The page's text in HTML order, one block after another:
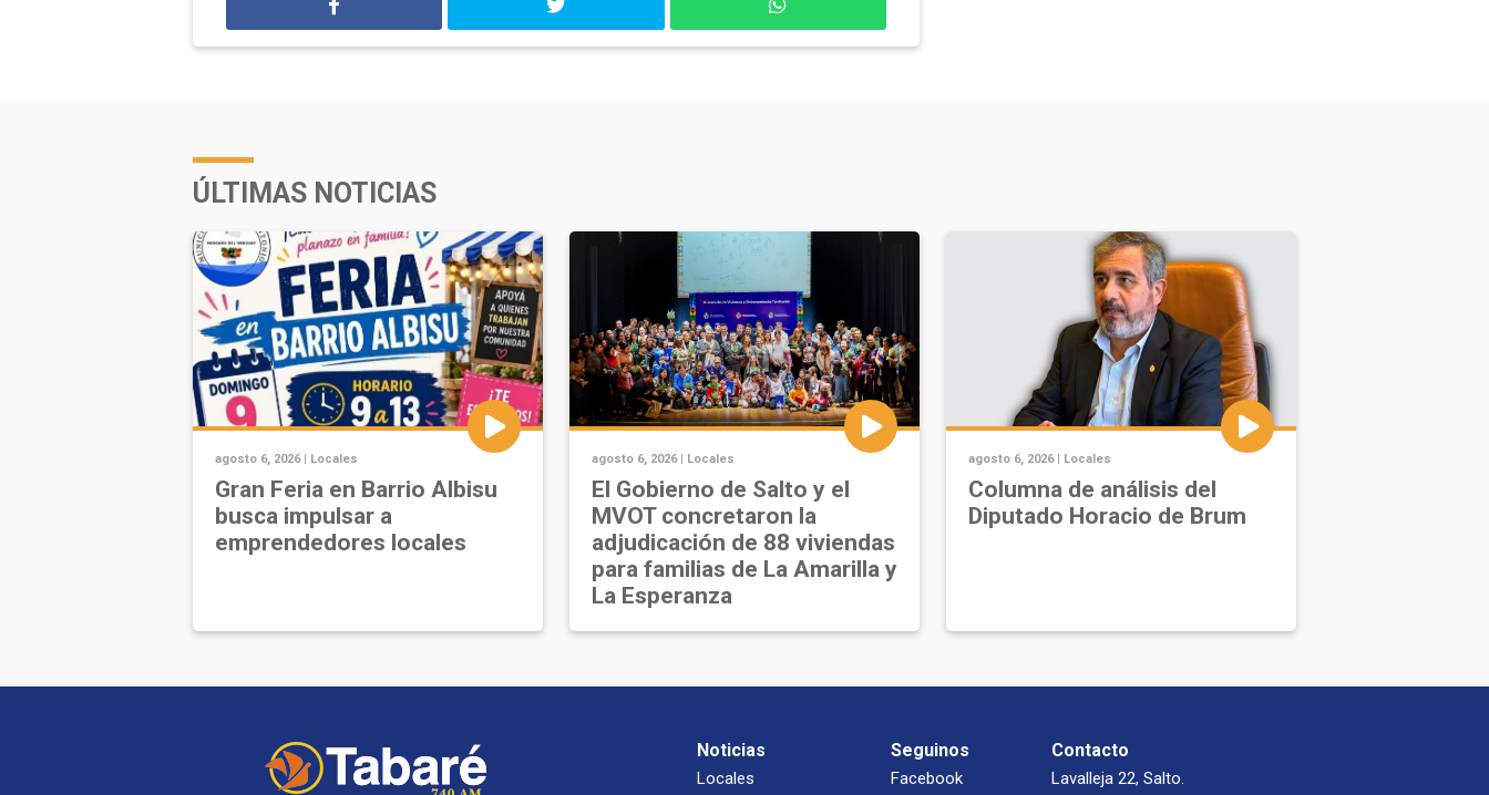
ÚLTIMAS NOTICIAS
agosto 6, 2026 | Locales
Gran Feria en Barrio Albisu
busca impulsar a
emprendedores locales
agosto 6, 2026 | Locales
El Gobierno de Salto y el
MVOT concretaron la
adjudicación de 88 viviendas
para familias de La Amarilla y
La Esperanza
agosto 6, 2026 | Locales
Columna de análisis del
Diputado Horacio de Brum
Noticias
Locales
Seguinos
Facebook
Contacto
Lavalleja 22, Salto.